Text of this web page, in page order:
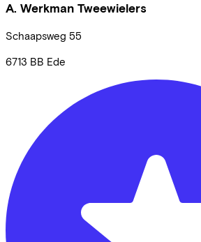
A. Werkman Tweewielers
Schaapsweg 55
6713 BB Ede